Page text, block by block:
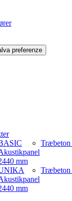
preferenze
mm
mm
Træbeton